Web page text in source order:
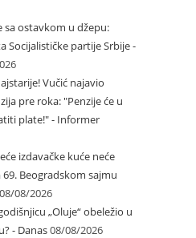
sa ostavkom u džepu:
Socijalističke partije Srbije -
Vučić najavio
pre roka: "Penzije će u
plate!" - Informer
izdavačke kuće neće
Beogradskom sajmu
08/08/2026
„Oluje“ obeležio u
- Danas08/08/2026